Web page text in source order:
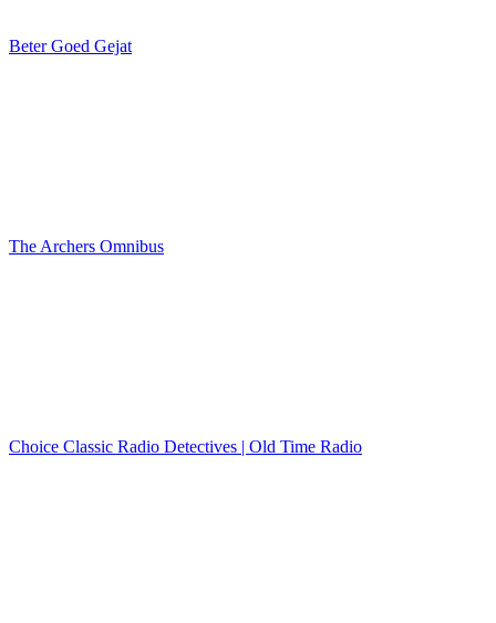
Beter Goed Gejat
The Archers Omnibus
Choice Classic Radio Detectives | Old Time Radio